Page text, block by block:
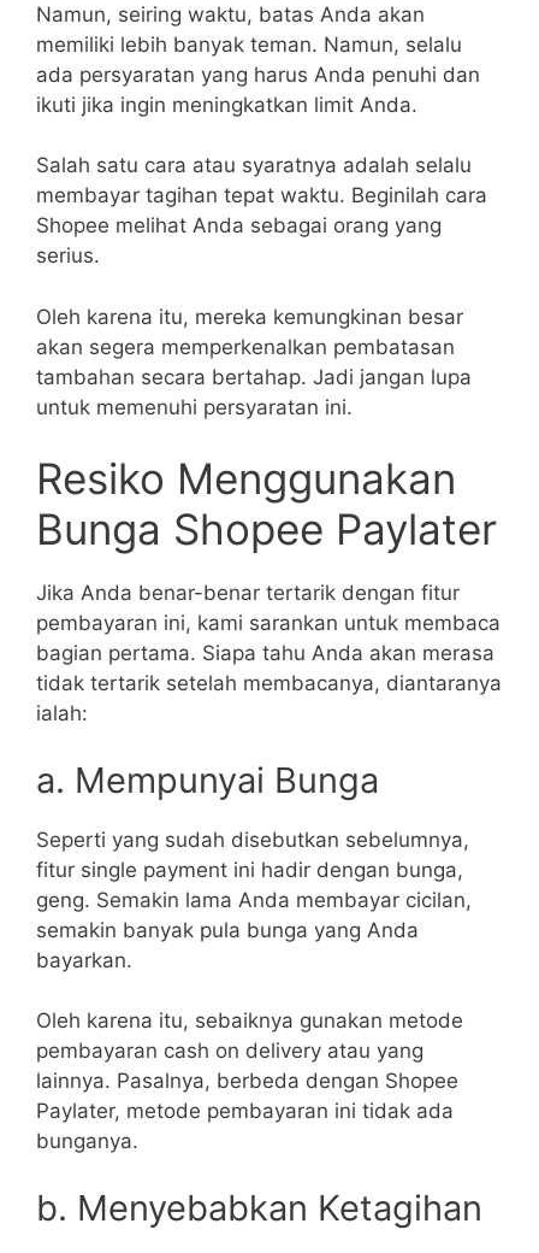
Namun, seiring waktu, batas Anda akan
memiliki lebih banyak teman. Namun, selalu
ada persyaratan yang harus Anda penuhi dan
ikuti jika ingin meningkatkan limit Anda.
Salah satu cara atau syaratnya adalah selalu
membayar tagihan tepat waktu. Beginilah cara
Shopee melihat Anda sebagai orang yang
serius.
Oleh karena itu, mereka kemungkinan besar
akan segera memperkenalkan pembatasan
tambahan secara bertahap. Jadi jangan lupa
untuk memenuhi persyaratan ini.
Resiko Menggunakan
Bunga Shopee Paylater
Jika Anda benar-benar tertarik dengan fitur
pembayaran ini, kami sarankan untuk membaca
bagian pertama. Siapa tahu Anda akan merasa
tidak tertarik setelah membacanya, diantaranya
ialah:
a. Mempunyai Bunga
Seperti yang sudah disebutkan sebelumnya,
fitur single payment ini hadir dengan bunga,
geng. Semakin lama Anda membayar cicilan,
semakin banyak pula bunga yang Anda
bayarkan.
Oleh karena itu, sebaiknya gunakan metode
pembayaran cash on delivery atau yang
lainnya. Pasalnya, berbeda dengan Shopee
Paylater, metode pembayaran ini tidak ada
bunganya.
b. Menyebabkan Ketagihan